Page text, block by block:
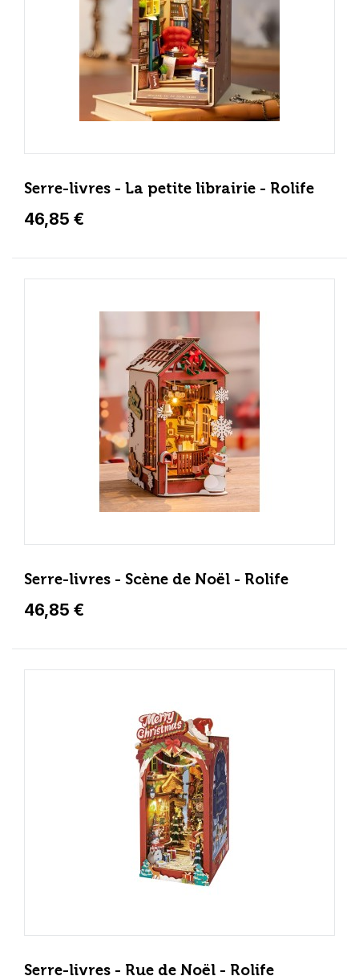
Serre-livres - La petite librairie - Rolife
46,85 €
Serre-livres - Scène de Noël - Rolife
46,85 €
Serre-livres - Rue de Noël - Rolife